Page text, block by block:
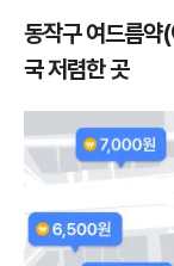
동작구 여드름약
국 저렴한 곳